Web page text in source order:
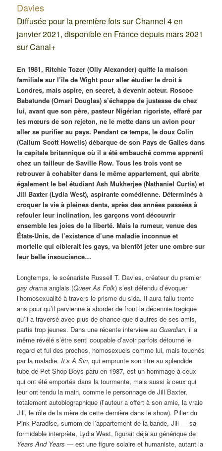
Davies
Diffusée pour la première fois sur Channel 4 en
janvier 2021, disponible en France depuis mars 2021
sur Canal+
En 1981, Ritchie Tozer (Olly Alexander) quitte la maison
familiale sur l’île de Wight pour aller étudier le droit à
Londres, mais aspire, en secret, à devenir acteur. Roscoe
Babatunde (Omari Douglas) s’échappe de justesse de chez
lui, avant que son père, pasteur Nigérian rigoriste, effaré par
les mœurs de son rejeton, ne le mette dans un avion pour
aller se purifier au pays. Pendant ce temps, le doux Colin
(Callum Scott Howells) débarque de son Pays de Galles dans
la capitale britannique où il a été embauché comme apprenti
chez un tailleur de Saville Row. Tous les trois vont se
retrouver à cohabiter dans le même appartement, qui abrite
également le bel étudiant Ash Mukherjee (Nathaniel Curtis) et
Jill Baxter (Lydia West), aspirante comédienne. Déterminés à
croquer la vie à pleines dents, après des années passées à
refouler leur inclination, les garçons vont découvrir
ensemble les joies de la liberté. Mais la rumeur, venue des
États-Unis, de l’existence d’une maladie inconnue et
mortelle qui ciblerait les gays, va bientôt jeter une ombre sur
leur belle insouciance…
Longtemps, le scénariste Russell T. Davies, créateur du premier
gay drama anglais (Queer As Folk) s’est défendu d’évoquer
l’homosexualité à travers le prisme du sida. Il aura fallu trente
ans pour qu’il parvienne à aborder de front la décennie tragique
qu’il a traversé avec plus de chance que d’autres de ses amis,
partis trop jeunes. Dans une récente interview auGuardian, il a
même révélé s’être senti coupable d’avoir parfois détourné le
regard et fui des proches, homosexuels comme lui, mais touchés
par la maladie.It’s A Sin, qui emprunte son titre au splendide
tube de Pet Shop Boys paru en 1987, est un hommage à ceux
qui ont été emportés dans la tourmente, mais aussi à ceux qui
leur ont tendu la main, comme le personnage de Jill Baxter,
totalement autobiographique (l’auteur a offert à son amie, la vraie
Jill, le rôle de la mère de cette dernière dans le show). Pilier du
Pink Paradise, surnom de l’appartement de la bande, Jill — sa
formidable interprète, Lydia West, figurait déjà au générique de
Years And Years — est une figure solaire et humaniste, autant la